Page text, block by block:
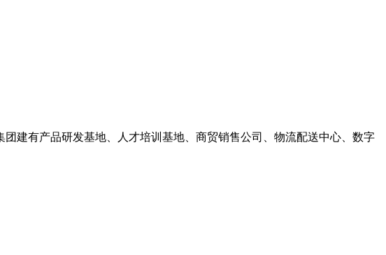
建有产品研发基地、人才培训基地、商贸销售公司、物流配送中心、数字